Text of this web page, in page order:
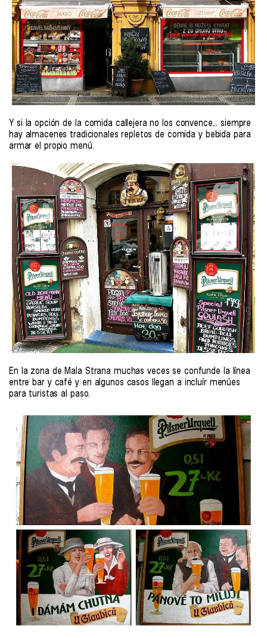
Y si la opción de la comida callejera no los convence... siempre
hay almacenes tradicionales repletos de comida y bebida para
armar el propio menú.
En la zona de Mala Strana muchas veces se confunde la línea
entre bar y café y en algunos casos llegan a incluír menúes
para turistas al paso.